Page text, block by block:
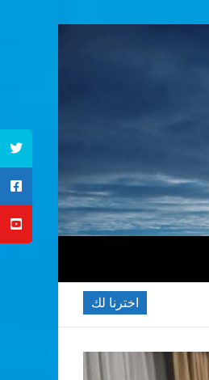
اخترنا لك